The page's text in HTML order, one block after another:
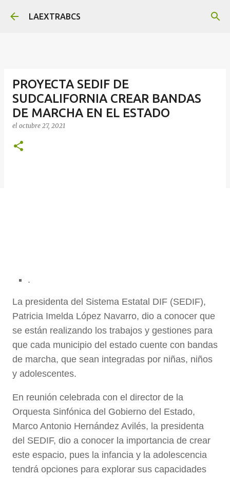
Ir al contenido principal
LAEXTRABCS
PROYECTA SEDIF DE
SUDCALIFORNIA CREAR BANDAS
DE MARCHA EN EL ESTADO
el octubre 27, 2021
.
La presidenta del Sistema Estatal DIF (SEDIF),
Patricia Imelda López Navarro, dio a conocer que
se están realizando los trabajos y gestiones para
que cada municipio del estado cuente con bandas
de marcha, que sean integradas por niñas, niños
y adolescentes.
En reunión celebrada con el director de la
Orquesta Sinfónica del Gobierno del Estado,
Marco Antonio Hernández Avilés, la presidenta
del SEDIF, dio a conocer la importancia de crear
este espacio, pues la infancia y la adolescencia
tendrá opciones para explorar sus capacidades